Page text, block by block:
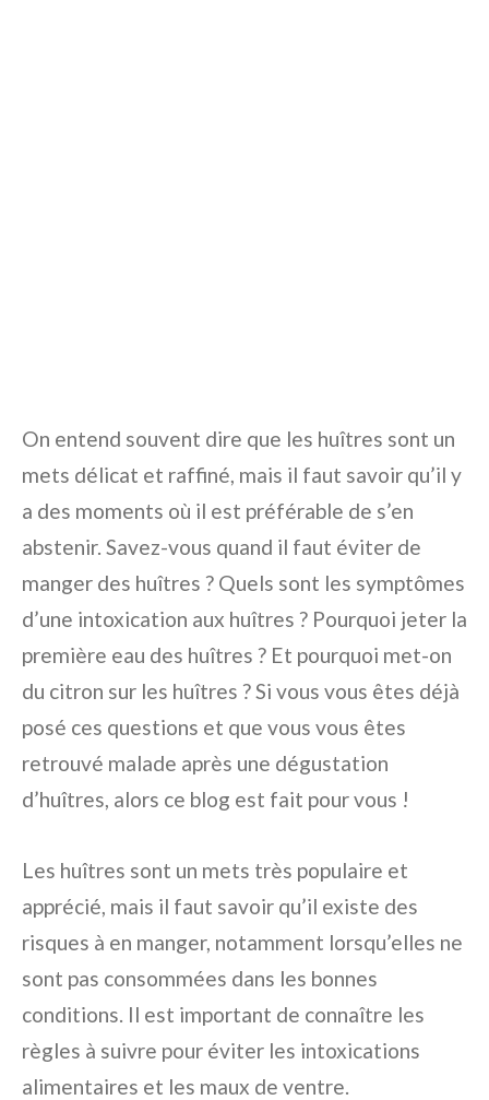
On entend souvent dire que les huîtres sont un
mets délicat et raffiné, mais il faut savoir qu’il y
a des moments où il est préférable de s’en
abstenir. Savez-vous quand il faut éviter de
manger des huîtres ? Quels sont les symptômes
d’une intoxication aux huîtres ? Pourquoi jeter la
première eau des huîtres ? Et pourquoi met-on
du citron sur les huîtres ? Si vous vous êtes déjà
posé ces questions et que vous vous êtes
retrouvé malade après une dégustation
d’huîtres, alors ce blog est fait pour vous !
Les huîtres sont un mets très populaire et
apprécié, mais il faut savoir qu’il existe des
risques à en manger, notamment lorsqu’elles ne
sont pas consommées dans les bonnes
conditions. Il est important de connaître les
règles à suivre pour éviter les intoxications
alimentaires et les maux de ventre.